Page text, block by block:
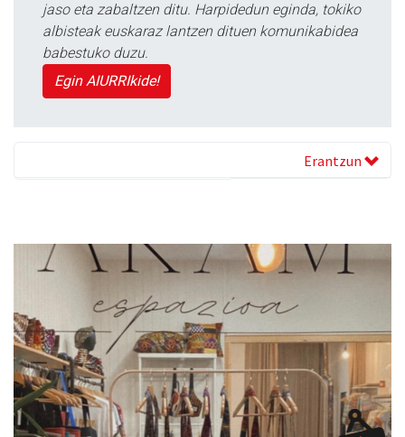
jaso eta zabaltzen ditu. Harpidedun eginda, tokiko
albisteak euskaraz lantzen dituen komunikabidea
babestuko duzu.
Egin AIURRIkide!
Erantzun